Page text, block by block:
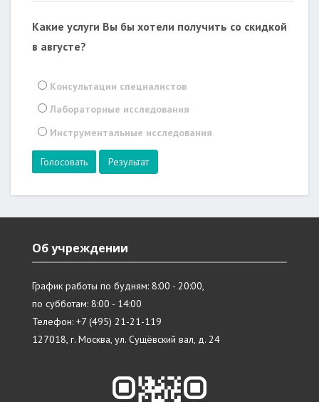
Какие услуги Вы бы хотели получить со скидкой
в августе?
Консультации специалистов
Лабораторные исследования
Инструментальные исследования
Результат
Об учреждении
График работы по будням: 8:00 - 20:00,
по субботам: 8:00 - 14:00
Телефон: +7 (495) 21-21-119
127018, г. Москва, ул. Сущёвский вал, д. 24